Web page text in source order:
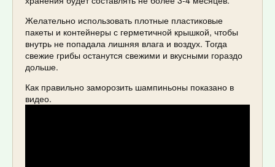
Желательно использовать плотные пластиковые
пакеты и контейнеры с герметичной крышкой, чтобы
внутрь не попадала лишняя влага и воздух. Тогда
свежие грибы останутся свежими и вкусными гораздо
дольше.
Как правильно заморозить шампиньоны показано в
видео.